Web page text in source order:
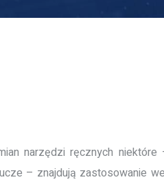
narzędzi ręcznych
– znajdują zastosowanie